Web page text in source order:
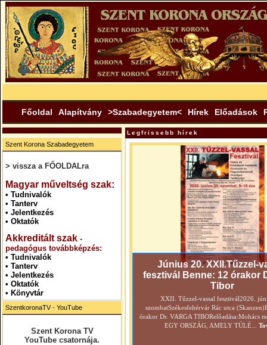
Főoldal Alapítvány >Szabadegyetem< Hírek Előadások
Szent Korona Szabadegyetem
> vissza a FŐOLDALra
Magyar műveltség szak:
• Tudnivalók
• Tanterv
• Jelentkezés
• Oktatók
Akkreditált szak -
pedagógus továbbképzés:
• Tudnivalók
• Tanterv
• Jelentkezés
• Oktatók
• Könyvtár
SzentkoronaTV - YouTube
Szent Korona TV
YouTube csatornája.
Legfrissebb hírek
Június 20. XXII.Tűzzel-
fesztivál Benne: 12 órakor
Tibor
XXII. Tűzzel-vassal fesztivál2026.
szombatSzékesfehérvár Rác utca
órakor Dr. VARGA TIBORelőadása:Mohács
EGY ORSZÁG, AMELY TÚLÉ...